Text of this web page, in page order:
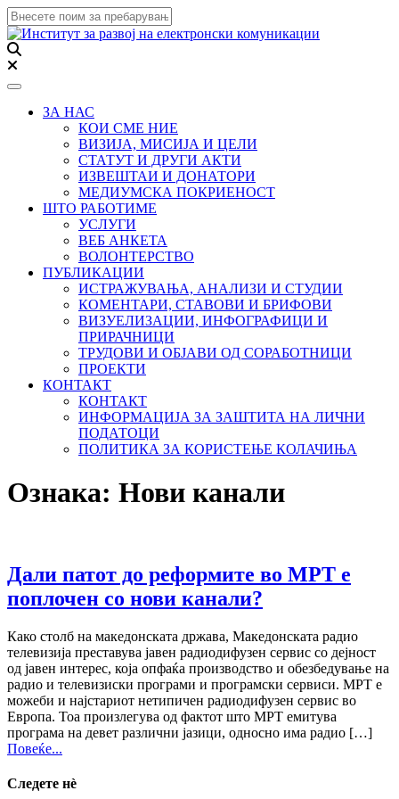
Toggle navigation
ЗА НАС
КОИ СМЕ НИЕ
ВИЗИЈА, МИСИЈА И ЦЕЛИ
СТАТУТ И ДРУГИ АКТИ
ИЗВЕШТАИ И ДОНАТОРИ
МЕДИУМСКА ПОКРИЕНОСТ
ШТО РАБОТИМЕ
УСЛУГИ
ВЕБ АНКЕТА
ВОЛОНТЕРСТВО
ПУБЛИКАЦИИ
ИСТРАЖУВАЊА, АНАЛИЗИ И СТУДИИ
КОМЕНТАРИ, СТАВОВИ И БРИФОВИ
ВИЗУЕЛИЗАЦИИ, ИНФОГРАФИЦИ И
ПРИРАЧНИЦИ
ТРУДОВИ И ОБЈАВИ ОД СОРАБОТНИЦИ
ПРОЕКТИ
КОНТАКТ
КОНТАКТ
ИНФОРМАЦИЈА ЗА ЗАШТИТА НА ЛИЧНИ
ПОДАТОЦИ
ПОЛИТИКА ЗА КОРИСТЕЊЕ КОЛАЧИЊА
Ознака: Нови канали
Дали патот до реформите во МРТ е
поплочен со нови канали?
Како столб на македонската држава, Македонската радио
телевизија преставува јавен радиодифузен сервис со дејност
од јавен интерес, која опфаќа производство и обезбедување на
радио и телевизиски програми и програмски сервиси. МРТ е
можеби и најстариот нетипичен радиодифузен сервис во
Европа. Тоа произлегува од фактот што МРТ емитува
програма на девет различни јазици, односно има радио […]
Повеќе...
Следете нѐ